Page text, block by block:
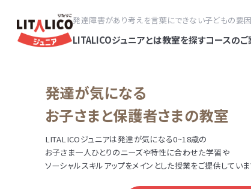
発達障害があり考えを言葉にできない子どもの要
LITALICOジュニアとは教室を探すコースのご
発達が気になる
お子さまと保護者さまの教室
LITALICOジュニアは発達が気になる0~18歳の
お子さま一人ひとりのニーズや特性に合わせた学習や
ソーシャルスキルアップをメインとした授業をご提供していま